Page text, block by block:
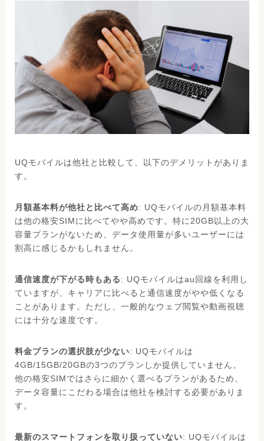
UQモバイルは他社と比較して、以下のデメリットがありま
す。
月額基本料が他社と比べて高め: UQモバイルの月額基本料
は他の格安SIMに比べてやや高めです。特に20GB以上の大
容量プランがないため、データ使用量が多いユーザーには
割高に感じるかもしれません。
通信速度が下がる時もある: UQモバイルはau回線を利用し
ていますが、キャリアに比べると通信速度がやや低くなる
ことがあります。ただし、一般的なウェブ閲覧や動画視聴
には十分な速度です。
料金プランの選択肢が少ない: UQモバイルは
4GB/15GB/20GBの3つのプランしか提供していません。
他の格安SIMではさらに細かく選べるプランがあるため、
データ容量にこだわる場合は他社を検討する必要がありま
す。
最新のスマートフォンを取り扱っていない: UQモバイルは